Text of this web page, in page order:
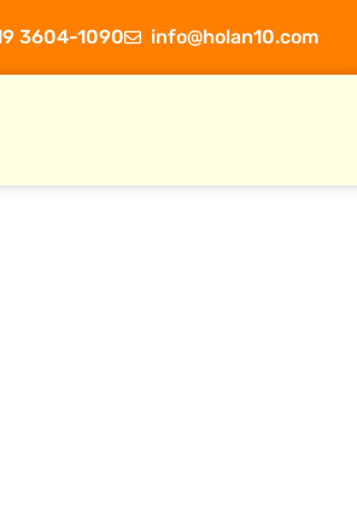
3604-1090 info@holan10.com